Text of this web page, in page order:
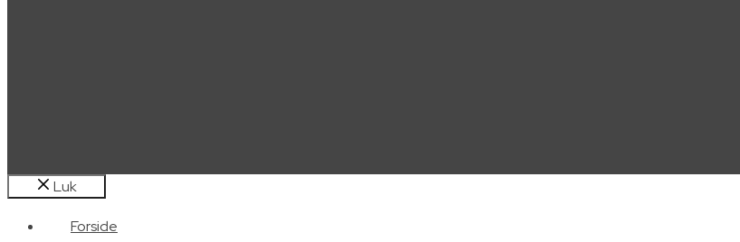
Luk
Forside